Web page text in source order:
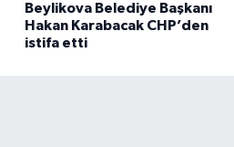
Beylikova Belediye Başkanı
Hakan Karabacak CHP’den
istifa etti